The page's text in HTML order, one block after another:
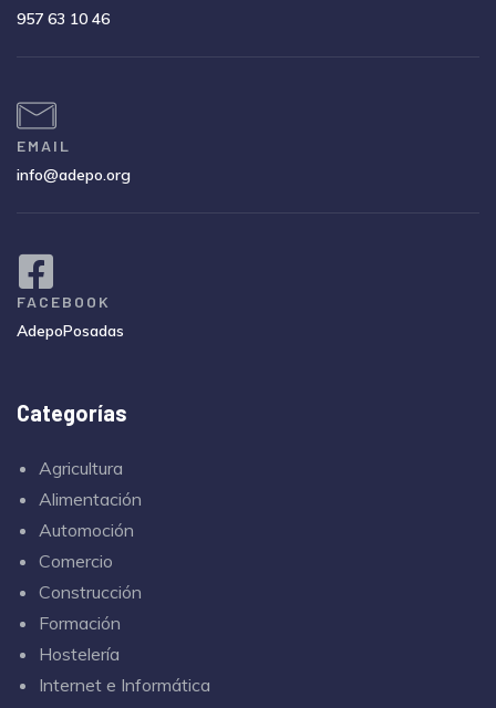
957 63 10 46
EMAIL
info@adepo.org
FACEBOOK
AdepoPosadas
Categorías
Agricultura
Alimentación
Automoción
Comercio
Construcción
Formación
Hostelería
Internet e Informática